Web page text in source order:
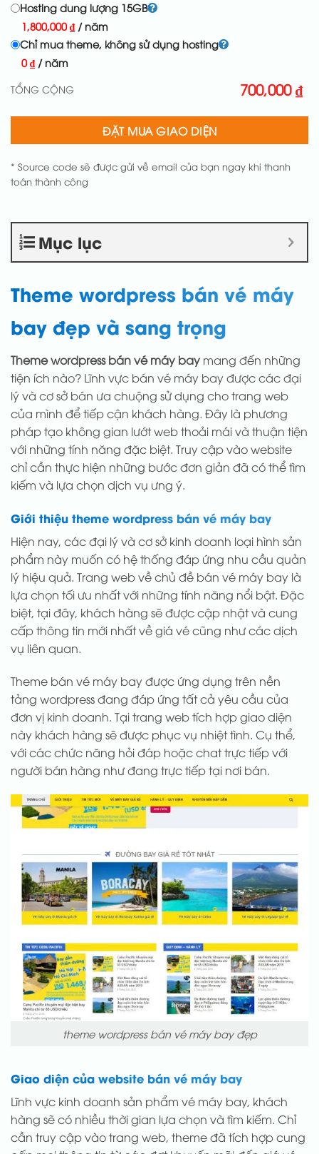
Hosting dung lượng 15GB
1,800,000₫ / năm
Chỉ mua theme, không sử dụng hosting
0₫ / năm
TỔNG CỘNG
700,000₫
ĐẶT MUA GIAO DIỆN
* Source code sẽ được gửi về email của bạn ngay khi thanh
toán thành công
Mục lục
Theme wordpress bán vé máy
bay đẹp và sang trọng
Theme wordpress bán vé máy bay mang đến những
tiện ích nào? Lĩnh vực bán vé máy bay được các đại
lý và cơ sở bán ưa chuộng sử dụng cho trang web
của mình để tiếp cận khách hàng. Đây là phương
pháp tạo không gian lướt web thoải mái và thuận tiện
với những tính năng đặc biệt. Truy cập vào website
chỉ cần thực hiện những bước đơn giản đã có thể tìm
kiếm và lựa chọn dịch vụ ưng ý.
Giới thiệu theme wordpress bán vé máy bay
Hiện nay, các đại lý và cơ sở kinh doanh loại hình sản
phẩm này muốn có hệ thống đáp ứng nhu cầu quản
lý hiệu quả. Trang web về chủ đề bán vé máy bay là
lựa chọn tối ưu nhất với những tính năng nổi bật. Đặc
biệt, tại đây, khách hàng sẽ được cập nhật và cung
cấp thông tin mới nhất về giá vé cũng như các dịch
vụ liên quan.
Theme bán vé máy bay được ứng dụng trên nền
tảng wordpress đang đáp ứng tất cả yêu cầu của
đơn vị kinh doanh. Tại trang web tích hợp giao diện
này khách hàng sẽ được phục vụ nhiệt tình. Cụ thể,
với các chức năng hỏi đáp hoặc chat trực tiếp với
người bán hàng như đang trực tiếp tại nơi bán.
theme wordpress bán vé máy bay đẹp
Giao diện của website bán vé máy bay
Lĩnh vực kinh doanh sản phẩm vé máy bay, khách
hàng sẽ có nhiều thời gian lựa chọn và tìm kiếm. Chỉ
cần truy cập vào trang web, theme đã tích hợp cung